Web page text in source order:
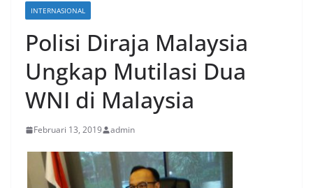
INTERNASIONAL
Polisi Diraja Malaysia
Ungkap Mutilasi Dua
WNI di Malaysia
Februari 13, 2019 admin